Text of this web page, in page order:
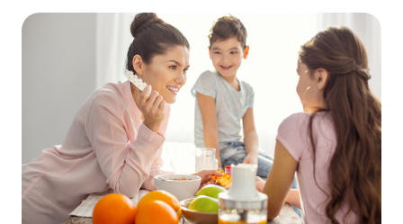
jej właściwości prozdrowotne są cenione w
tradycyjnej medycynie chińskiej, gdzie znana była m.in. z
działania przeciwbiegunkowyego. Obecnie berberyna
przeżywa renesans jako jeden z najsilniejszych
naturalnych suplementów diety wspierających zdrowie
układu metabolicznego.